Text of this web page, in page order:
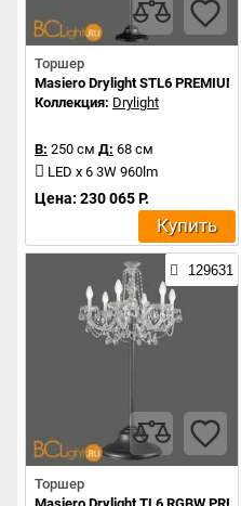
Торшер
Masiero Drylight STL6 PREMIUM
Коллекция: Drylight
В: 250 см Д: 68 см
LED x 6 3W 960lm
Цена: 230 065 Р.
Купить
129631
Торшер